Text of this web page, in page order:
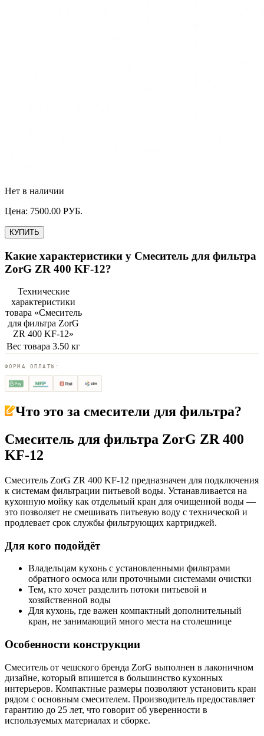
Нет в наличии
Цена: 7500.00 РУБ.
КУПИТЬ
Какие характеристики у Смеситель для фильтра
ZorG ZR 400 KF-12?
Технические
характеристики
товара «Смеситель
для фильтра ZorG
ZR 400 KF-12»
Вес товара 3.50 кг
ФОРМА ОПЛАТЫ:
Что это за смесители для фильтра?
Смеситель для фильтра ZorG ZR 400
KF-12
Смеситель ZorG ZR 400 KF-12 предназначен для подключения
к системам фильтрации питьевой воды. Устанавливается на
кухонную мойку как отдельный кран для очищенной воды —
это позволяет не смешивать питьевую воду с технической и
продлевает срок службы фильтрующих картриджей.
Для кого подойдёт
Владельцам кухонь с установленными фильтрами
обратного осмоса или проточными системами очистки
Тем, кто хочет разделить потоки питьевой и
хозяйственной воды
Для кухонь, где важен компактный дополнительный
кран, не занимающий много места на столешнице
Особенности конструкции
Смеситель от чешского бренда ZorG выполнен в лаконичном
дизайне, который впишется в большинство кухонных
интерьеров. Компактные размеры позволяют установить кран
рядом с основным смесителем. Производитель предоставляет
гарантию до 25 лет, что говорит об уверенности в
используемых материалах и сборке.